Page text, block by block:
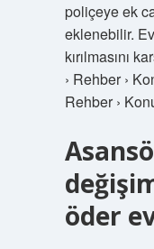
poliçeye ek
eklenebilir.
kırılmasını
› Rehber ›
Rehber ›
öder